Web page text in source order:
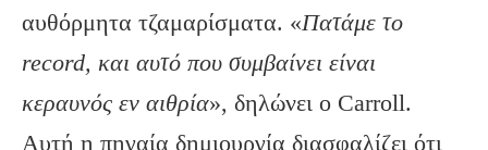
αυθόρμητα τζαμαρίσματα. «Πατάμε το
record, και αυτό που συμβαίνει είναι
κεραυνός εν αιθρία», δηλώνει ο Carroll.
Αυτή η πηγαία δημιουργία διασφαλίζει ότι